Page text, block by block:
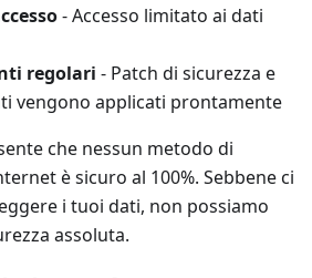
- Accesso limitato ai dati
regolari - Patch di sicurezza e
vengono applicati prontamente
che nessun metodo di
è sicuro al 100%. Sebbene ci
i tuoi dati, non possiamo
assoluta.